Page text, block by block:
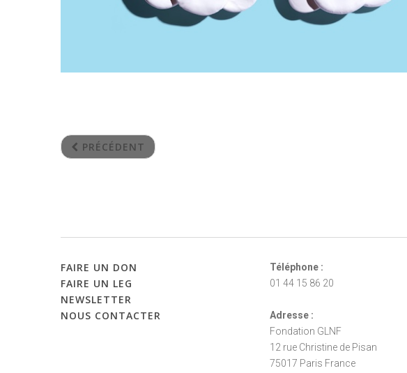
PRÉCÉDENT
FAIRE UN DON
FAIRE UN LEG
NEWSLETTER
NOUS CONTACTER
Téléphone :
01 44 15 86 20
Adresse :
Fondation GLNF
12 rue Christine de Pisan
75017 Paris France